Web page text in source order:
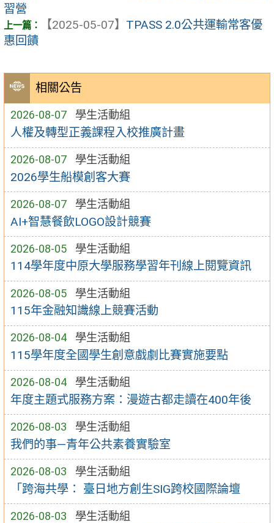
相關公告
2026-08-07 學生活動組
人權及轉型正義課程入校推廣計畫
2026-08-07 學生活動組
2026學生船模創客大賽
2026-08-07 學生活動組
AI+智慧餐飲LOGO設計競賽
2026-08-05 學生活動組
114學年度中原大學服務學習年刊線上閱覽資訊
2026-08-05 學生活動組
115年金融知識線上競賽活動
2026-08-04 學生活動組
115學年度全國學生創意戲劇比賽實施要點
2026-08-04 學生活動組
年度主題式服務方案：漫遊古都走讀在400年後
2026-08-03 學生活動組
我們的事—青年公共素養實驗室
2026-08-03 學生活動組
「跨海共學： 臺日地方創生SIG跨校國際論壇
2026-08-03 學生活動組
習營
【2025-05-07】 TPASS 2.0公共運輸常客優
惠回饋